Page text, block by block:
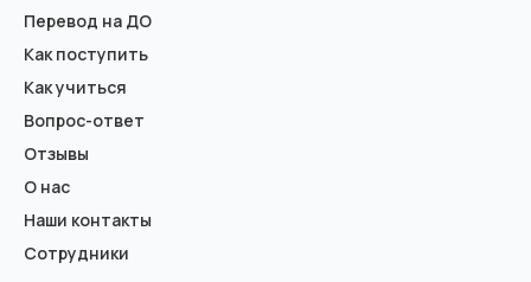
Перевод на ДО
Как поступить
Как учиться
Вопрос-ответ
Отзывы
О нас
Наши контакты
Сотрудники